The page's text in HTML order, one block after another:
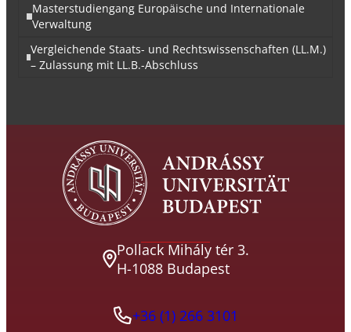
Masterstudiengang Europäische und Internationale
Verwaltung
Vergleichende Staats- und Rechtswissenschaften (LL.M.)
– Zulassung mit LL.B.-Abschluss
Pollack Mihály tér 3.
H-1088 Budapest
+36 (1) 266 3101